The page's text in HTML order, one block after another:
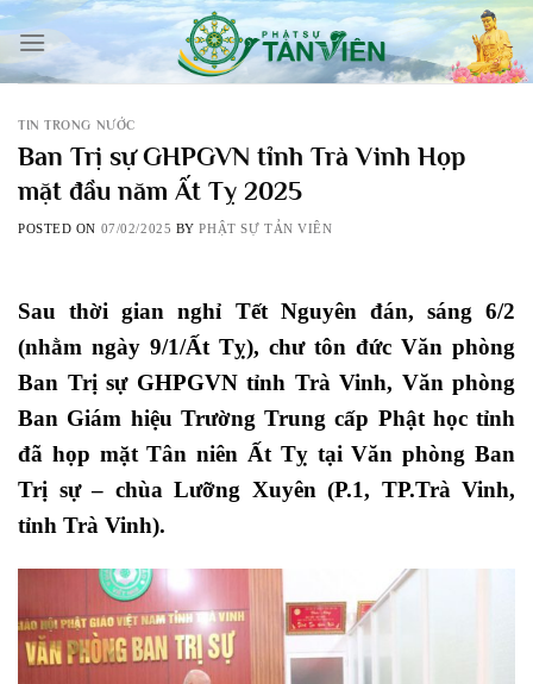
Skip
content
TIN TRONG NƯỚC
Ban Trị sự GHPGVN tỉnh Trà Vinh Họp
mặt đầu năm Ất Tỵ 2025
POSTED ON 07/02/2025 BYPHẬT SỰ TẢN VIÊN
Sau thời gian nghỉ Tết Nguyên đán, sáng 6/2
(nhằm ngày 9/1/Ất Tỵ), chư tôn đức Văn phòng
Ban Trị sự GHPGVN tỉnh Trà Vinh, Văn phòng
Ban Giám hiệu Trường Trung cấp Phật học tỉnh
đã họp mặt Tân niên Ất Tỵ tại Văn phòng Ban
Trị sự – chùa Lưỡng Xuyên (P.1, TP.Trà Vinh,
tỉnh Trà Vinh).